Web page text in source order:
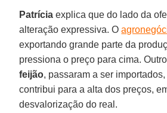
Patrícia explica que do lado da
alteração expressiva. O
exportando grande parte da
pressiona o preço para cima.
feijão, passaram a ser
contribui para a alta dos preços,
desvalorização do real.